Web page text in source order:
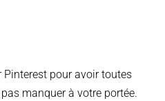
Pinterest pour avoir toutes
pas manquer à votre portée.